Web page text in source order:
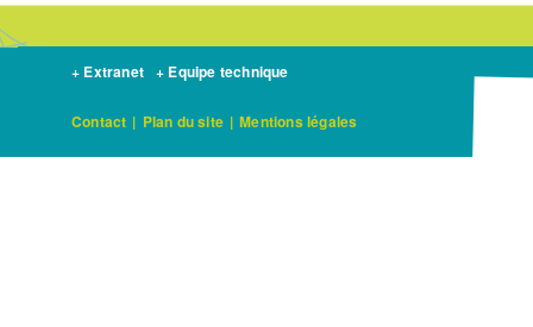
+ Extranet + Equipe technique
Contact | Plan du site | Mentions légales